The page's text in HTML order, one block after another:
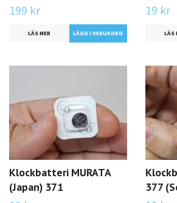
199 kr
LÄS MER
19 kr
LÄS
Klockbatteri MURATA
(Japan) 371
377